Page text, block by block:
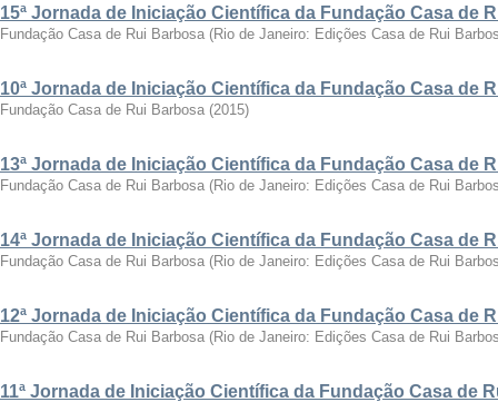
15ª Jornada de Iniciação Científica da Fundação Casa de
Fundação Casa de Rui Barbosa (Rio de Janeiro: Edições Casa de Rui
10ª Jornada de Iniciação Científica da Fundação Casa de
Fundação Casa de Rui Barbosa (2015)
13ª Jornada de Iniciação Científica da Fundação Casa de
Fundação Casa de Rui Barbosa (Rio de Janeiro: Edições Casa de Rui
14ª Jornada de Iniciação Científica da Fundação Casa de
Fundação Casa de Rui Barbosa (Rio de Janeiro: Edições Casa de Rui
12ª Jornada de Iniciação Científica da Fundação Casa de
Fundação Casa de Rui Barbosa (Rio de Janeiro: Edições Casa de Rui
11ª Jornada de Iniciação Científica da Fundação Casa de